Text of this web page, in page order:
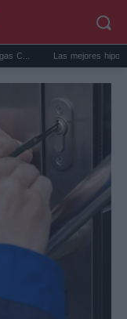
Las mejores hipotecas